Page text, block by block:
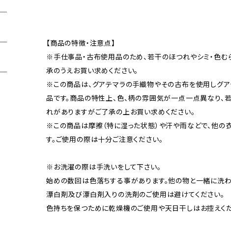
【商品の特徴・注意点】
※手仕事品・古布使用品のため、若干のほつれやシミ・色む
承のうえお買い求めください。
※この商品は、グアテマラの手織物やその古布を使用しグ
品です。商品の特性上、色、柄の雰囲気が一点一点異なり、
れがありますがご了承の上お買い求めください。
※この商品は摩擦（特に湿った状態）や汗や雨などで、他の
す。ご使用の際は十分ご注意ください。
※お洗濯の際は手洗いをして下さい。
始めの数回は色落ちする事があります。他の物と一緒に洗わ
漂白剤及び漂白剤入りの洗剤のご使用は避けてください。
色持ちを保つために乾燥機のご使用や天日干しはお控えくだ